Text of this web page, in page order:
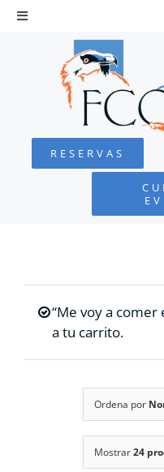
Saltar
Toggle
Navigation
QUEBRANTAHUESOS
FUNDACIÓN
RESERVAS
“Me voy a comer
a tu carrito.
Ordena por
Mostrar24